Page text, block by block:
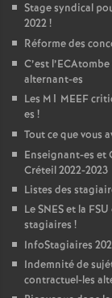
Stage syndical
2022!
Réforme des
C’est
alternant-es
Les M1 MEEF
es !
Tout ce que vous
Enseignant-es et
Créteil 2022-2023
Listes des
LeSNESet la FSU
stagiaires !
InfoStagiaires
Indemnité de
contractuel-les